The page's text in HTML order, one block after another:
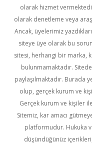
olarak hizmet
olarak denetleme veya
Ancak, üyelerimiz
siteye üye olarak bu
sitesi, herhangi bir marka,
bulunmamaktadır.
paylaşılmaktadır. Burada
olup, gerçek kurum ve
Gerçek kurum ve kişiler
Sitemiz, kar amacı
platformudur. Hukuka
düşündüğünüz içerikleri,